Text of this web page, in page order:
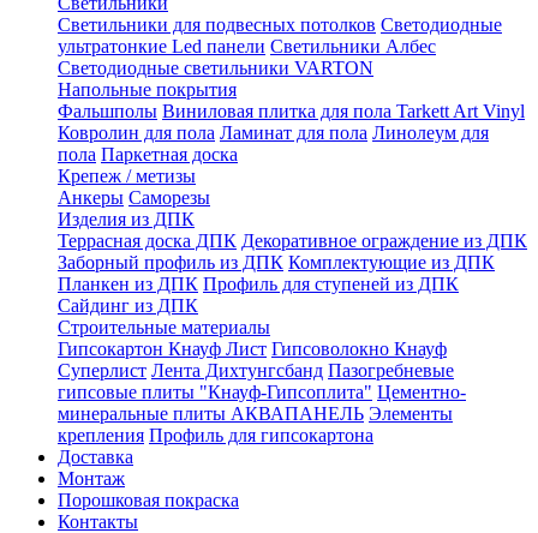
Светильники для подвесных потолков Светодиодные
ультратонкие Led панели Светильники Албес
Светодиодные светильники VARTON
Напольные покрытия
Фальшполы Виниловая плитка для пола Tarkett Art Vinyl
Ковролин для пола Ламинат для пола Линолеум для
пола Паркетная доска
Крепеж / метизы
Анкеры Саморезы
Изделия из ДПК
Террасная доска ДПК Декоративное ограждение из ДПК
Заборный профиль из ДПК Комплектующие из ДПК
Планкен из ДПК Профиль для ступеней из ДПК
Сайдинг из ДПК
Строительные материалы
Гипсокартон Кнауф Лист Гипсоволокно Кнауф
Суперлист Лента Дихтунгсбанд Пазогребневые
гипсовые плиты "Кнауф-Гипсоплита" Цементно-
минеральные плиты АКВАПАНЕЛЬ Элементы
крепления Профиль для гипсокартона
Доставка
Монтаж
Порошковая покраска
Контакты